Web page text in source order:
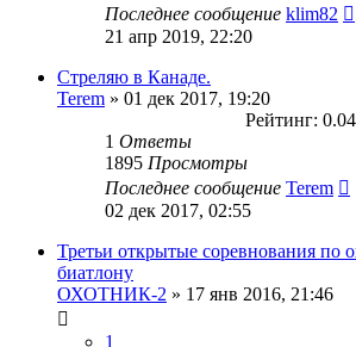
Последнее сообщение klim82
21 апр 2019, 22:20
Стреляю в Канаде.
Terem » 01 дек 2017, 19:20
Рейтинг:
1 Ответы
1895 Просмотры
Последнее сообщение Terem
02 дек 2017, 02:55
Третьи открытые соревнования по
биатлону
ОХОТНИК-2 » 17 янв 2016, 21:46
1